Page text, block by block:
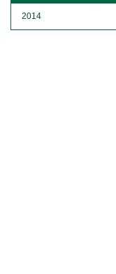
2014